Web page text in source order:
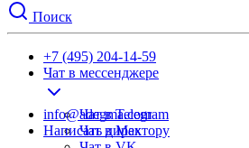
Поиск
+7 (495) 204-14-59
Чат в мессенджере
Чат в Telegram
Чат в Max
info@adegma.com
Написать директору